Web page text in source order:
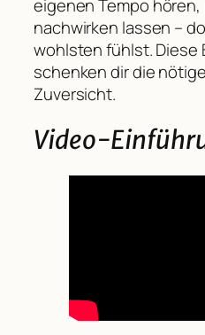
eigenen Tempo
nachwirken lassen –
wohlsten fühlst. Diese
schenken dir die
Zuversicht.
Video-